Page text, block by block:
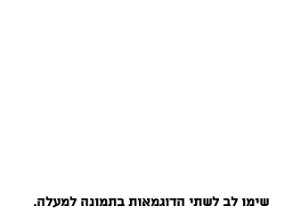
שימו לב לשתי הדוגמאות בתמונה למעלה.